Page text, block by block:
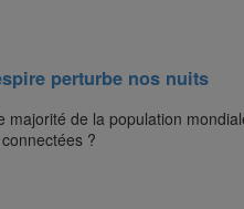
perturbe nos nuits
de la population
?